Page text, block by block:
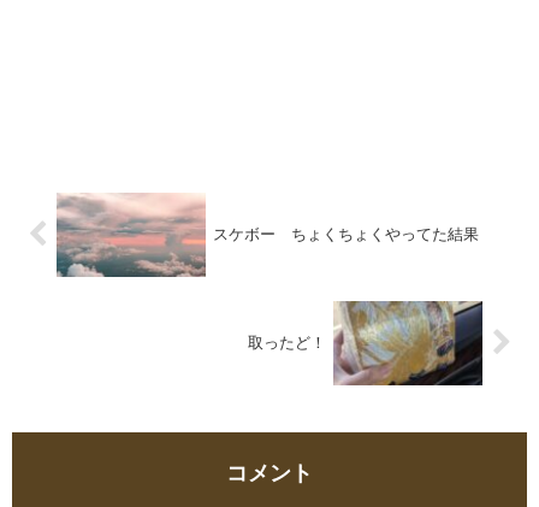
スケボー ちょくちょくやってた結果
取ったど！
コメント